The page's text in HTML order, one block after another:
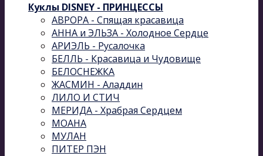
Куклы DISNEY - ПРИНЦЕССЫ
АВРОРА - Спящая красавица
АННА и ЭЛЬЗА - Холодное Сердце
АРИЭЛЬ - Русалочка
БЕЛЛЬ - Красавица и Чудовище
БЕЛОСНЕЖКА
ЖАСМИН - Аладдин
ЛИЛО И СТИЧ
МЕРИДА - Храбрая Сердцем
МОАНА
МУЛАН
ПИТЕР ПЭН